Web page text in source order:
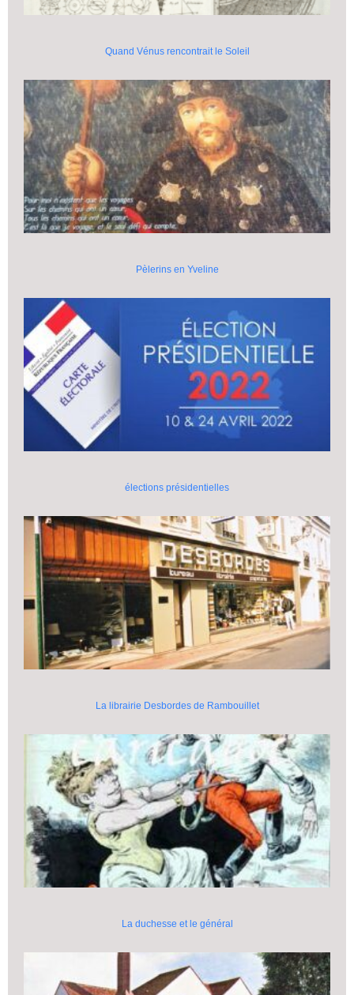
Quand Vénus rencontrait le Soleil
Pèlerins en Yveline
élections présidentielles
La librairie Desbordes de Rambouillet
La duchesse et le général